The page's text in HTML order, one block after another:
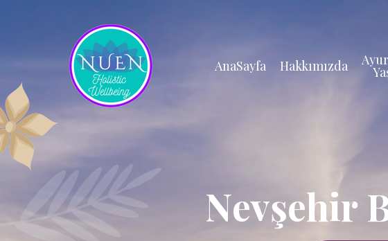
AnaSayfa Hakkımızda
Nevşehir